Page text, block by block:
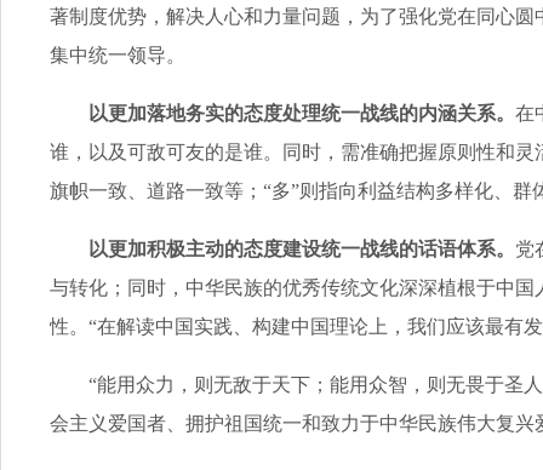
著制度优势，解决人心和力量问题，为了强化党在同心
集中统一领导。
以更加落地务实的态度处理统一战线的内涵关系。 在
谁，以及可敌可友的是谁。同时，需准确把握原则性和
旗帜一致、道路一致等；“多”则指向利益结构多样化、
以更加积极主动的态度建设统一战线的话语体系。 党
与转化；同时，中华民族的优秀传统文化深深植根于中
性。“在解读中国实践、构建中国理论上，我们应该最有
“能用众力，则无敌于天下；能用众智，则无畏于圣人
会主义爱国者、拥护祖国统一和致力于中华民族伟大复兴